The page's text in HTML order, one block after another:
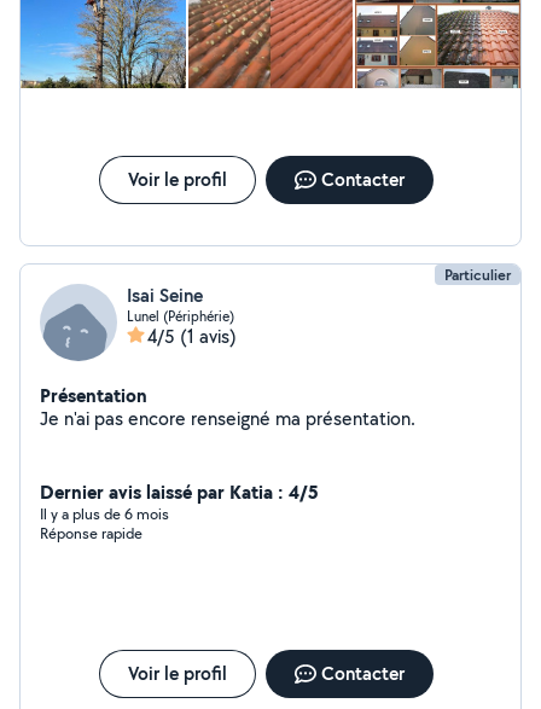
Voir le profil Contacter
Particulier
Isai Seine
Lunel (Périphérie)
4/5 (1 avis)
Présentation
Je n'ai pas encore renseigné ma présentation.
Dernier avis laissé par Katia : 4/5
Il y a plus de 6 mois
Réponse rapide
Voir le profil Contacter